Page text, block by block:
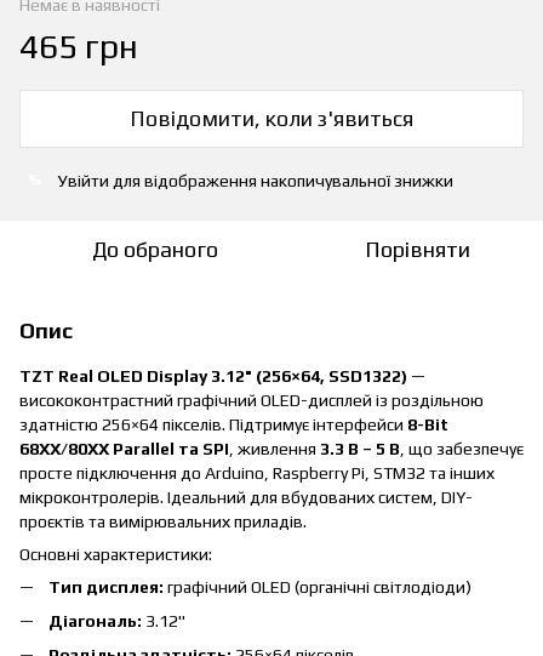
Немає в наявності
465 грн
Повідомити, коли з'явиться
Увійти для відображення накопичувальної знижки
До обраного Порівняти
Опис
TZT Real OLED Display 3.12" (256×64, SSD1322) —
висококонтрастний графічний OLED-дисплей із роздільною
здатністю 256×64 пікселів. Підтримує інтерфейси 8-Bit
68XX/80XX Parallel та SPI , живлення 3.3 В – 5 В , що забезпечує
просте підключення до Arduino, Raspberry Pi, STM32 та інших
мікроконтролерів. Ідеальний для вбудованих систем, DIY-
проєктів та вимірювальних приладів.
Основні характеристики:
Тип дисплея: графічний OLED (органічні світлодіоди)
Діагональ: 3.12"